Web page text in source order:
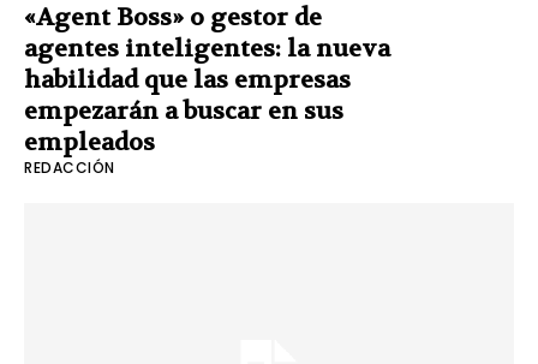
«Agent Boss» o gestor de
agentes inteligentes: la nueva
habilidad que las empresas
empezarán a buscar en sus
empleados
REDACCIÓN